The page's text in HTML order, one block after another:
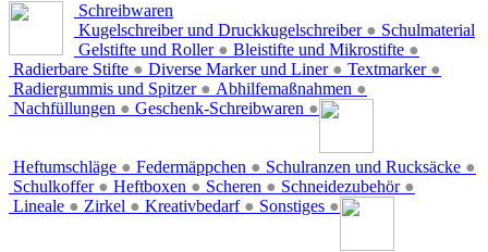
Schreibwaren
Kugelschreiber und Druckkugelschreiber ●
Gelstifte und Roller ● Bleistifte und Mikrostifte ●
Radierbare Stifte ● Diverse Marker und Liner ● Textmarker ●
Radiergummis und Spitzer ● Abhilfemaßnahmen ●
Nachfüllungen ● Geschenk-Schreibwaren ●
Schulmaterial
Heftumschläge ● Federmäppchen ● Schulranzen und Rucksäcke ●
Schulkoffer ● Heftboxen ● Scheren ● Schneidezubehör ●
Lineale ● Zirkel ● Kreativbedarf ● Sonstiges ●